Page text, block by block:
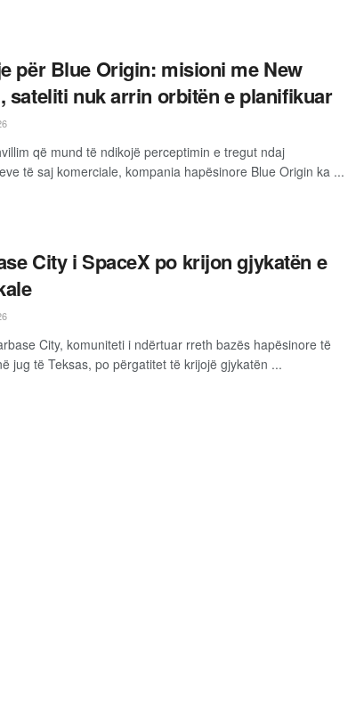
për Blue Origin: misioni me New
sateliti nuk arrin orbitën e planifikuar
që mund të ndikojë perceptimin e tregut ndaj
të saj komerciale, kompania hapësinore Blue Origin ka ...
City i SpaceX po krijon gjykatën e
City, komuniteti i ndërtuar rreth bazës hapësinore të
jug të Teksas, po përgatitet të krijojë gjykatën ...